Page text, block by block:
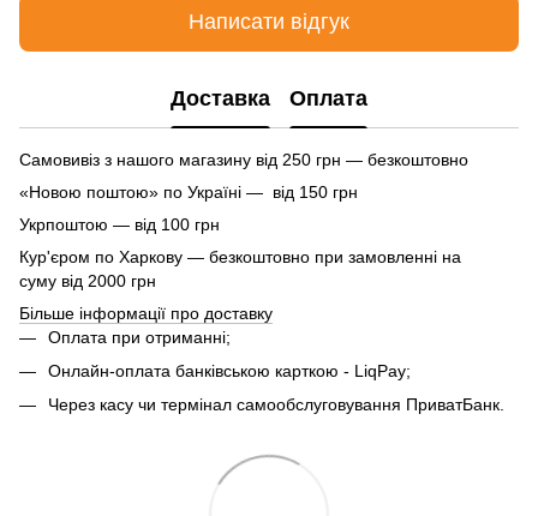
Написати відгук
Доставка Оплата
Самовивіз з нашого магазину від 250 грн — безкоштовно
«Новою поштою» по Україні — від 150 грн
Укрпоштою — від 100 грн
Кур'єром по Харкову — безкоштовно при замовленні на
суму від 2000 грн
Більше інформації про доставку
Оплата при отриманні;
Онлайн-оплата банківською карткою - LiqPay;
Через касу чи термінал самообслуговування ПриватБанк.